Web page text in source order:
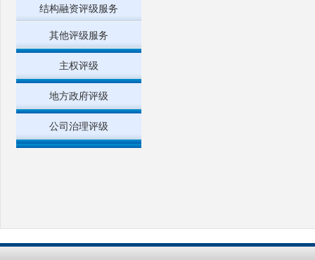
结构融资评级服务
其他评级服务
主权评级
地方政府评级
公司治理评级